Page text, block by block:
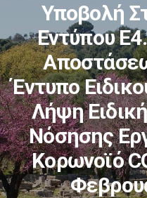
Υποβολή
Εντύπου
Έντυπο
Λήψη
Νόσησης
Κορωνοϊό